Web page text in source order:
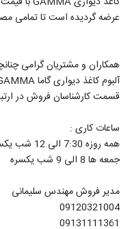
عرضه گردیده است تا تمامی
همکاران و مشتریان گرامی
قسمت کارشناسان فروش در
ساعات کاری :
همه روزه 7:30 الی 12 شب یکسره
جمعه ها 8 الی 9 شب یکسره
مدیر فروش مهندس سلیمانی
09120321004
09131111361